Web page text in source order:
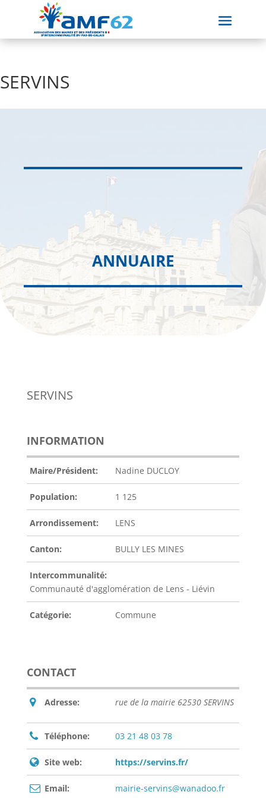
SERVINS
ANNUAIRE
SERVINS
INFORMATION
Maire/Président: Nadine DUCLOY
Population: 1 125
Arrondissement: LENS
Canton: BULLY LES MINES
Intercommunalité:
Communauté d'agglomération de Lens - Liévin
Catégorie: Commune
CONTACT
Adresse: rue de la mairie 62530 SERVINS
Téléphone: 03 21 48 03 78
Site web: https://servins.fr/
Email: mairie-servins@wanadoo.fr